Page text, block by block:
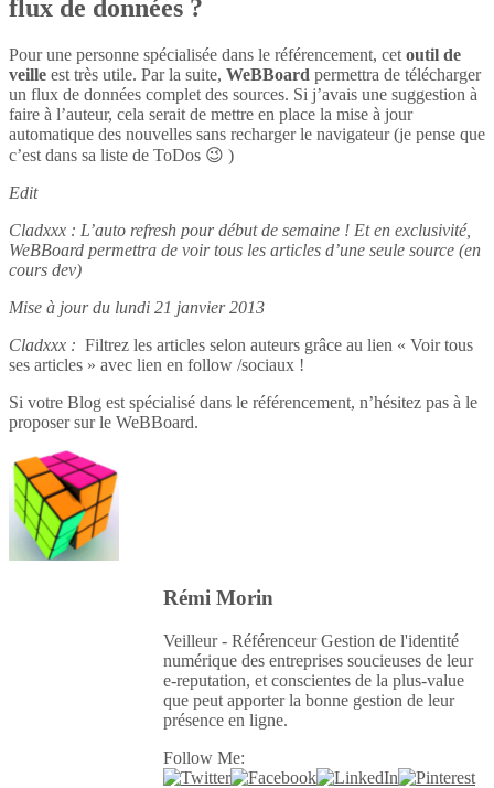
flux de données ?
Pour une personne spécialisée dans le référencement, cet outil de
veille est très utile. Par la suite, WeBBoard permettra de télécharger
un flux de données complet des sources. Si j’avais une suggestion à
faire à l’auteur, cela serait de mettre en place la mise à jour
automatique des nouvelles sans recharger le navigateur (je pense que
c’est dans sa liste de ToDos 😉 )
Edit
Cladxxx : L’auto refresh pour début de semaine ! Et en exclusivité,
WeBBoard permettra de voir tous les articles d’une seule source (en
cours dev)
Mise à jour du lundi 21 janvier 2013
Cladxxx : Filtrez les articles selon auteurs grâce au lien « Voir tous
ses articles » avec lien en follow /sociaux !
Si votre Blog est spécialisé dans le référencement, n’hésitez pas à le
proposer sur le WeBBoard.
Rémi Morin
Veilleur - Référenceur Gestion de l'identité
numérique des entreprises soucieuses de leur
e-reputation, et conscientes de la plus-value
que peut apporter la bonne gestion de leur
présence en ligne.
Follow Me: